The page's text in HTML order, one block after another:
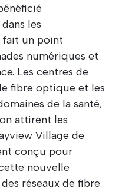
les
un point
numériques et
Les centres de
fibre optique et les
de la santé,
attirent les
Village de
conçu pour
nouvelle
réseaux de fibre